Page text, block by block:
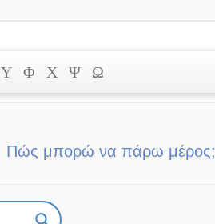
Υ Φ Χ Ψ Ω
Πώς μπορώ να πάρω μέρος;